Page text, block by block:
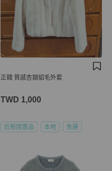
正韓 質感杏類貂毛外套
TWD 1,000
近新閒置品 本地 免運